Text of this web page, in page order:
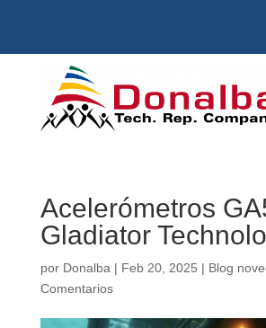
Acelerómetros
Gladiator
por Donalba | Feb 20, 2025 | Blog
Comentarios